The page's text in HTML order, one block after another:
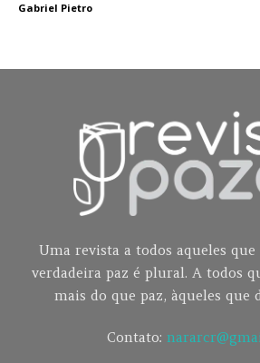
Gabriel Pietro
Uma revista a todos aqueles
verdadeira paz é plural. A todos
mais do que paz, àqueles que
Contato: